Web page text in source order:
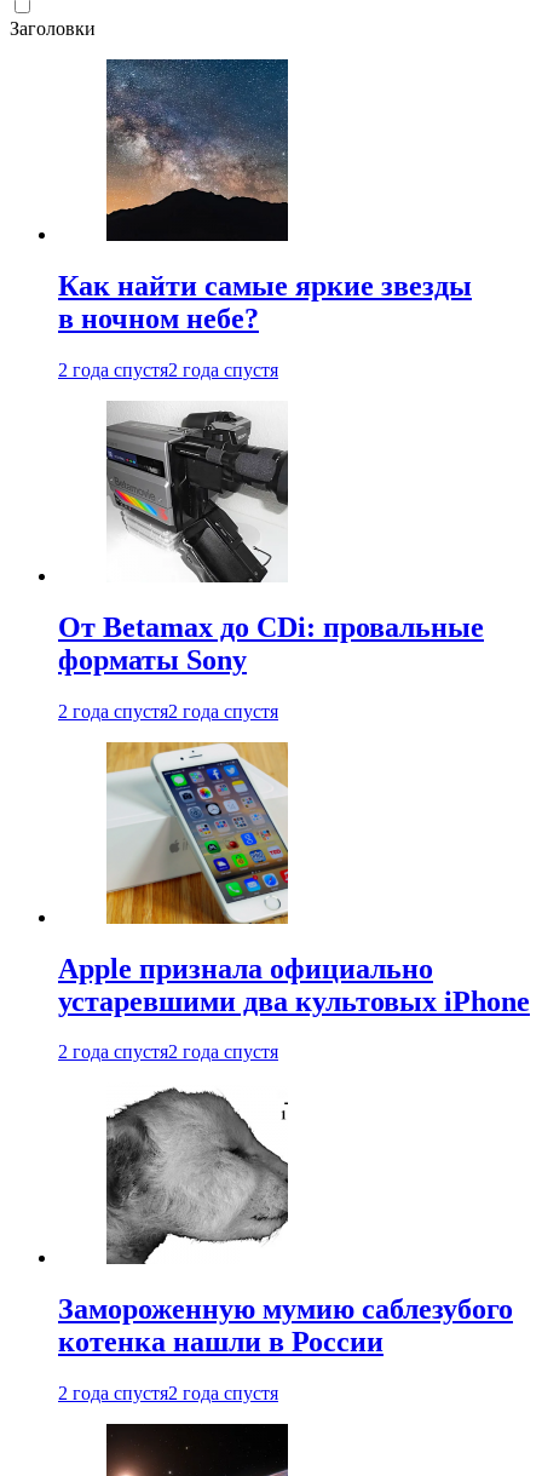
Заголовки
Как найти самые яркие звезды
в ночном небе?
2 года спустя2 года спустя
От Betamax до CDi: провальные
форматы Sony
2 года спустя2 года спустя
Apple признала официально
устаревшими два культовых iPhone
2 года спустя2 года спустя
Замороженную мумию саблезубого
котенка нашли в России
2 года спустя2 года спустя